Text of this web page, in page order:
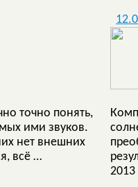
точно понять,
ими звуков.
нет внешних
всё …